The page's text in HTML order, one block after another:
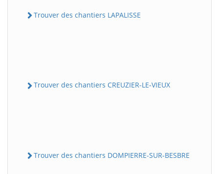
Trouver des chantiers LAPALISSE
Trouver des chantiers CREUZIER-LE-VIEUX
Trouver des chantiers DOMPIERRE-SUR-BESBRE